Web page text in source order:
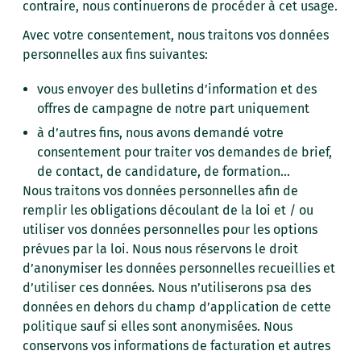
contraire, nous continuerons de procéder à cet usage.
Avec votre consentement, nous traitons vos données
personnelles aux fins suivantes:
vous envoyer des bulletins d’information et des
offres de campagne de notre part uniquement
à d’autres fins, nous avons demandé votre
consentement pour traiter vos demandes de brief,
de contact, de candidature, de formation…
Nous traitons vos données personnelles afin de
remplir les obligations découlant de la loi et / ou
utiliser vos données personnelles pour les options
prévues par la loi. Nous nous réservons le droit
d’anonymiser les données personnelles recueillies et
d’utiliser ces données. Nous n’utiliserons psa des
données en dehors du champ d’application de cette
politique sauf si elles sont anonymisées. Nous
conservons vos informations de facturation et autres